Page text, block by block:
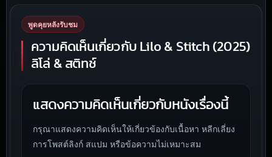
พูดคุยหลังรับชม
ความคิดเห็นเกี่ยวกับ Lilo & Stitch (2025)
ลิโล่ & สติทช์
แสดงความคิดเห็นเกี่ยวกับหนังเรื่องนี้
กรุณาแสดงความคิดเห็นให้เกี่ยวข้องกับเนื้อหา หลีกเลี่ยง
การโพสต์ลิงก์ สแปม หรือข้อความไม่เหมาะสม